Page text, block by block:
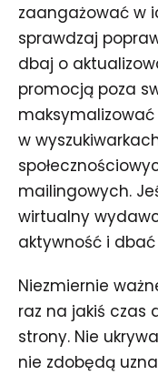
zaangażować w
sprawdzaj
dbaj o
promocją poza
maksymalizować
w
mailingowych.
wirtualny
aktywność i dbać
Niezmiernie
raz na jakiś czas
strony. Nie
nie zdobędą